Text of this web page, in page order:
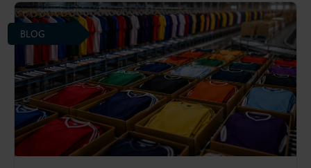
BLOG